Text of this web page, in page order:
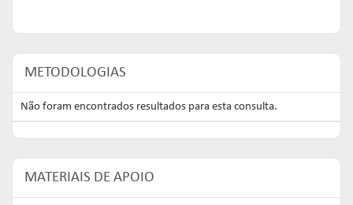
METODOLOGIAS
Não foram encontrados resultados para esta consulta.
MATERIAIS DE APOIO